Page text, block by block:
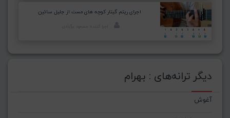
اجرای ریتم گیتار کوچه های مست از جلیل سائین
دیگر ترانه‌های : بهرام
آغوش